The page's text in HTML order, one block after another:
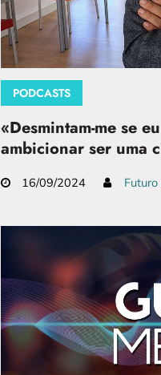
PODCASTS
«Desmintam-me se
ambicionar ser uma
16/09/2024